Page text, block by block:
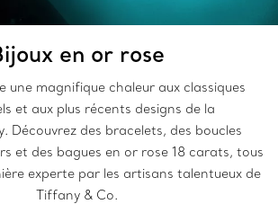
en or rose
une magnifique chaleur aux classiques
et aux plus récents designs de la
Découvrez des bracelets, des boucles
et des bagues en or rose 18 carats, tous
experte par les artisans talentueux de
Tiffany & Co.